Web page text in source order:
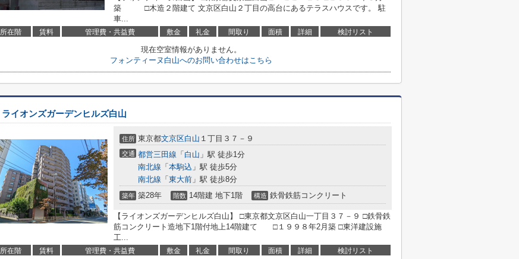
築 □木造２階建て 文京区白山２丁目の高台にあるテラスハウスです。 駐
車...
所在階 賃料 管理費・共益費 敷金 礼金 間取り 面積 詳細 検討リスト
現在空室情報がありません。
フォンティーヌ白山へのお問い合わせはこちら
ライオンズガーデンヒルズ白山
住所 東京都文京区白山 １丁目３７－９
交通 都営三田線 「 白山 」駅 徒歩1分
南北線 「 本駒込 」駅 徒歩5分
南北線 「 東大前 」駅 徒歩8分
築年 築28年 階数 14階建 地下1階 構造 鉄骨鉄筋コンクリート
【ライオンズガーデンヒルズ白山】 □東京都文京区白山一丁目３７－９ □鉄骨鉄
筋コンクリート造地下1階付地上14階建て □１９９８年2月築 □東洋建設施
工...
所在階 賃料 管理費・共益費 敷金 礼金 間取り 面積 詳細 検討リスト